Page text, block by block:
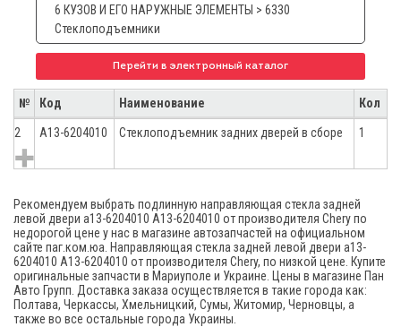
6 КУЗОВ И ЕГО НАРУЖНЫЕ ЭЛЕМЕНТЫ > 6330
Стеклоподъемники
Перейти в электронный каталог
№ Код Наименование Кол
2 A13-6204010 Стеклоподъемник задних дверей в сборе 1
Рекомендуем выбрать подлинную направляющая стекла задней
левой двери а13-6204010 A13-6204010 от производителя Chery по
недорогой цене у нас в магазине автозапчастей на официальном
сайте паг.ком.юа. Направляющая стекла задней левой двери а13-
6204010 A13-6204010 от производителя Chery, по низкой цене. Купите
оригинальные запчасти в Мариуполе и Украине. Цены в магазине Пан
Авто Групп. Доставка заказа осуществляется в такие города как:
Полтава, Черкассы, Хмельницкий, Сумы, Житомир, Черновцы, а
также во все остальные города Украины.